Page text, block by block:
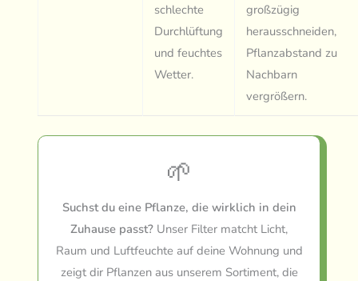
schlechte
Durchlüftung
und feuchtes
Wetter.
großzügig
herausschneiden,
Pflanzabstand zu
Nachbarn
vergrößern.
🌱
Suchst du eine Pflanze, die wirklich in dein
Zuhause passt? Unser Filter matcht Licht,
Raum und Luftfeuchte auf deine Wohnung und
zeigt dir Pflanzen aus unserem Sortiment, die